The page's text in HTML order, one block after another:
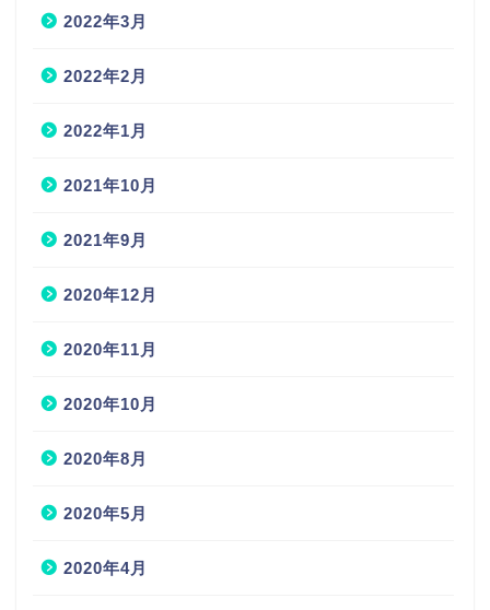
2022年3月
2022年2月
2022年1月
2021年10月
2021年9月
2020年12月
2020年11月
2020年10月
2020年8月
2020年5月
2020年4月